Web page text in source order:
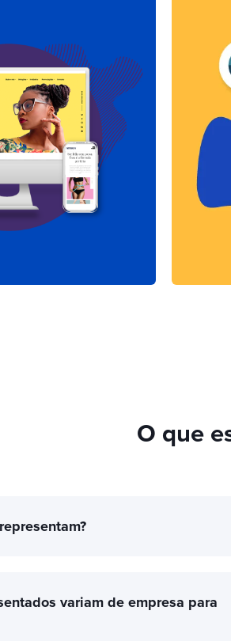
O que
variam de empresa para